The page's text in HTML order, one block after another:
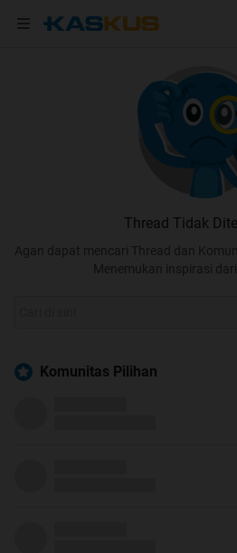
Thread Tidak
Agan dapat mencari Thread dan
Menemukan inspirasi
Komunitas Pilihan